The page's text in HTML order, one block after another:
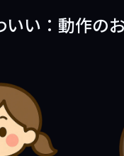
いい：動作の